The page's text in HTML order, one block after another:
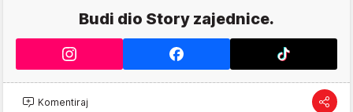
Budi dio Story zajednice.
Komentiraj